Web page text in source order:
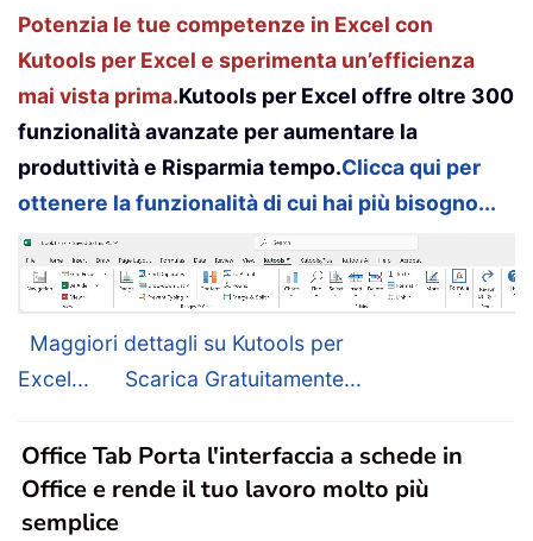
Potenzia le tue competenze in Excel con
Kutools per Excel e sperimenta un’efficienza
mai vista prima.Kutools per Excel offre oltre 300
funzionalità avanzate per aumentare la
produttività e Risparmia tempo.Clicca qui per
ottenere la funzionalità di cui hai più bisogno...
Maggiori dettagli su Kutools per
Excel...
Scarica Gratuitamente...
Office Tab Porta l'interfaccia a schede in
Office e rende il tuo lavoro molto più
semplice